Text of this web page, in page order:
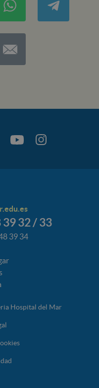
39 32 / 33
39 34
Hospital del Mar